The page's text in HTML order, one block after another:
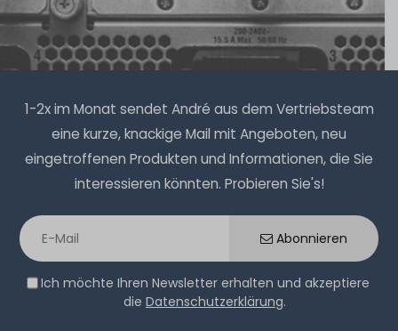
9,90 € *
2Gramm| 4.950,00 € / Kilogramm
Thermal Grizzly Duronaut Wärmeleitpaste / Thermal
Paste - 6g Tube - TG-D-006-R
1-2 Tage*
17,90 € *
1-2x im Monat sendet André aus dem Vertriebsteam
eine kurze, knackige Mail mit Angeboten, neu
eingetroffenen Produkten und Informationen, die Sie
interessieren könnten. Probieren Sie's!
Abonnieren
Ich möchte Ihren Newsletter erhalten und akzeptiere
die Datenschutzerklärung.